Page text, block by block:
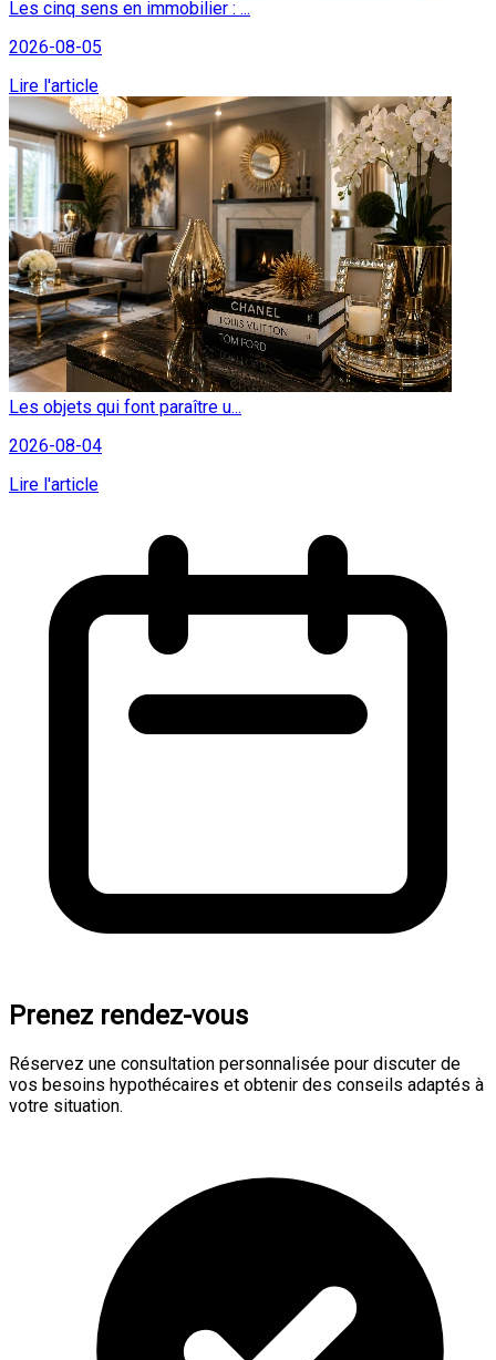
Les cinq sens en immobilier : ...
2026-08-05
Lire l'article
Les objets qui font paraître u...
2026-08-04
Lire l'article
Prenez rendez-vous
Réservez une consultation personnalisée pour discuter de
vos besoins hypothécaires et obtenir des conseils adaptés à
votre situation.